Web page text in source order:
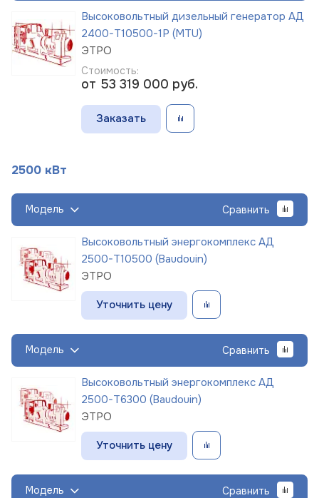
Высоковольтный дизельный генератор АД
2400-Т10500-1Р (MTU)
ЭТРО
Стоимость:
от 53 319 000 руб.
Заказать
2500 кВт
Модель Сравнить
Высоковольтный энергокомплекс АД
2500-Т10500 (Baudouin)
ЭТРО
Уточнить цену
Модель Сравнить
Высоковольтный энергокомплекс АД
2500-Т6300 (Baudouin)
ЭТРО
Уточнить цену
Модель Сравнить